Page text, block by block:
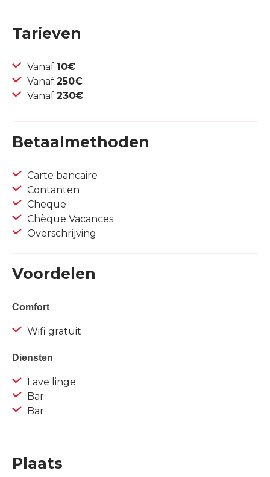
Tarieven
Vanaf 10€
Vanaf 250€
Vanaf 230€
Betaalmethoden
Carte bancaire
Contanten
Cheque
Chèque Vacances
Overschrijving
Voordelen
Comfort
Wifi gratuit
Diensten
Lave linge
Bar
Bar
Plaats